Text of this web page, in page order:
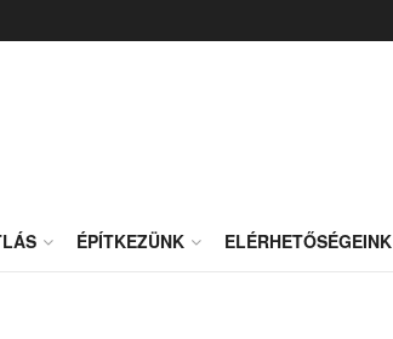
ÉPÍTKEZÜNK ELÉRHETŐSÉGEINK